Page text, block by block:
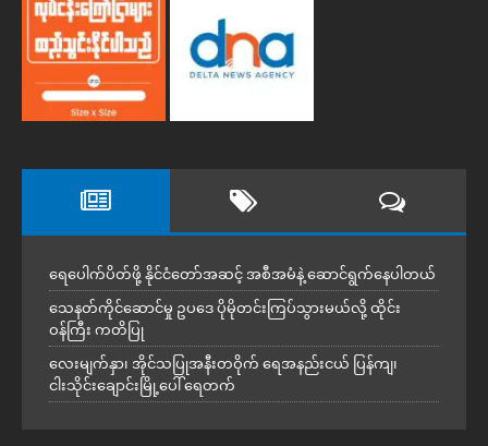
ရေပေါက်ပိတ်ဖို့ နိုင်ငံတော်အဆင့် အစီအမံနဲ့ ဆောင်ရွက်နေပါတယ်
သေနတ်ကိုင်ဆောင်မှု ဥပဒေ ပိုမိုတင်းကြပ်သွားမယ်လို့ ထိုင်း
ဝန်ကြီး ကတိပြု
လေးမျက်နှာ၊ အိုင်သပြုအနီးတဝိုက် ရေအနည်းငယ် ပြန်ကျ၊
ငါးသိုင်းချောင်းမြို့ပေါ် ရေတက်